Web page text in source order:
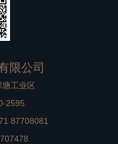
限公司
工业区
2595
87708081